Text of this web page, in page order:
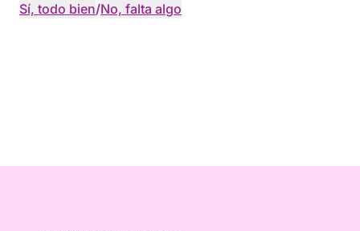
Sí, todo bien/No, falta algo